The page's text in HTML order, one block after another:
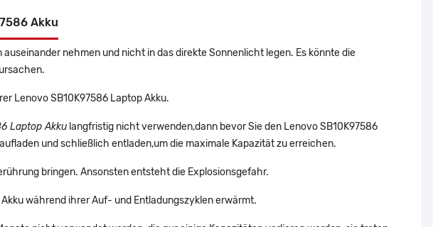
Akku
nehmen und nicht in das direkte Sonnenlicht legen. Es könnte die
Lenovo SB10K97586 Laptop Akku.
Laptop Akku langfristig nicht verwenden,dann bevor Sie den Lenovo SB10K97586
und schließlich entladen,um die maximale Kapazität zu erreichen.
bringen. Ansonsten entsteht die Explosionsgefahr.
während ihrer Auf- und Entladungszyklen erwärmt.